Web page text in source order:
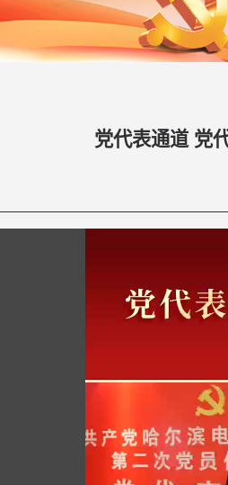
党代表通道 党